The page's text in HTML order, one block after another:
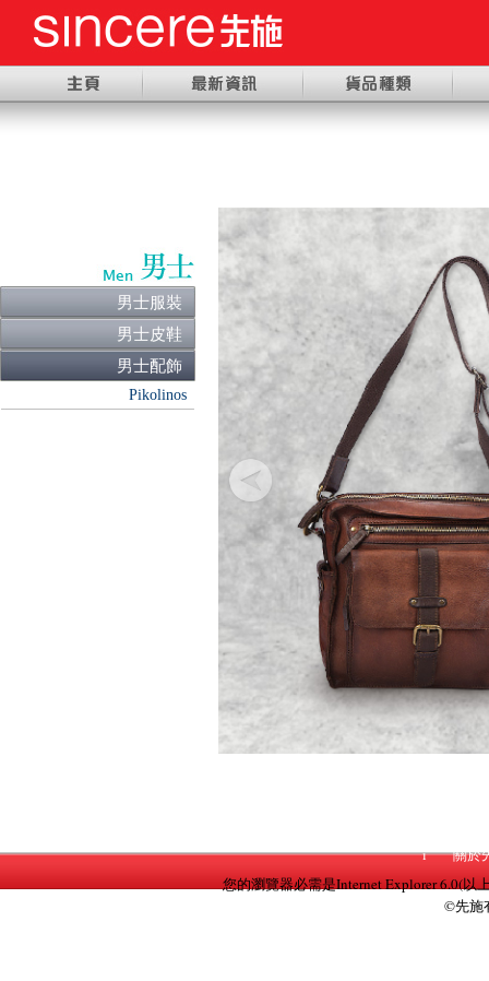
男士服裝
男士皮鞋
男士配飾
Pikolinos
Previous
i
關於
您的瀏覽器必需是Internet Explorer 6.0(以
©先施